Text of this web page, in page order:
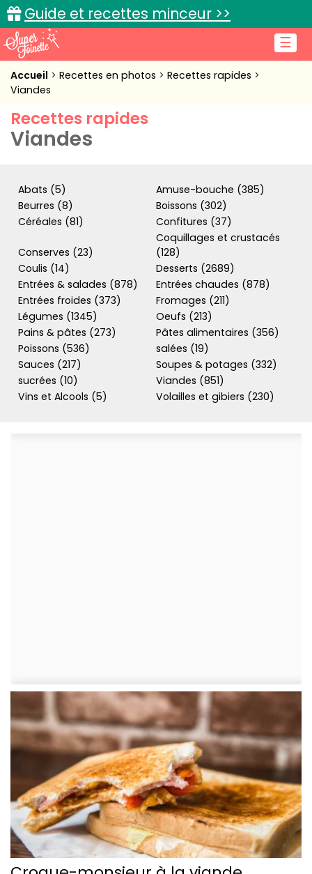
☰
Guide et recettes minceur >>
Accueil
Cuisine pratique
Connexion
Accueil Recettes en photos
Recettes rapides
Viandes
Recettes rapides
Viandes
Abats (5)
Amuse-bouche (385)
Beurres (8)
Boissons (302)
Céréales (81)
Confitures (37)
Conserves (23)
Coquillages et crustacés
(128)
Coulis (14)
Desserts (2689)
Entrées & salades (878)
Entrées chaudes (878)
Entrées froides (373)
Fromages (211)
Légumes (1345)
Oeufs (213)
Pains & pâtes (273)
Pâtes alimentaires (356)
Poissons (536)
salées (19)
Sauces (217)
Soupes & potages (332)
sucrées (10)
Viandes (851)
Vins et Alcools (5)
Volailles et gibiers (230)